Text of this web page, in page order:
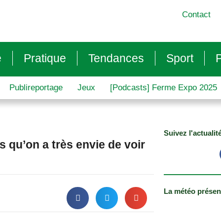
Contact
Pratique Tendances Sport
Publireportage Jeux [Podcasts] Ferme Expo 2025
a très envie de voir
Suivez
La météo